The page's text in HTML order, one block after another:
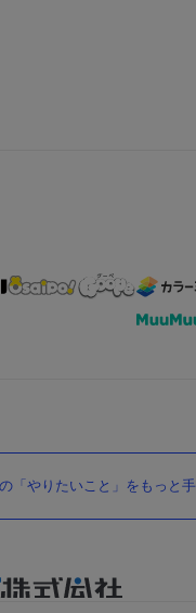
「やりたいこと」をもっと